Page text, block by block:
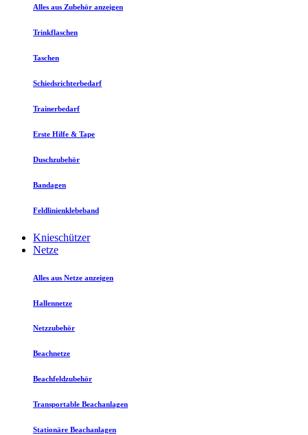
Alles aus Zubehör anzeigen
Trinkflaschen
Taschen
Schiedsrichterbedarf
Trainerbedarf
Erste Hilfe & Tape
Duschzubehör
Bandagen
Feldlinienklebeband
Knieschützer
Netze
Alles aus Netze anzeigen
Hallennetze
Netzzubehör
Beachnetze
Beachfeldzubehör
Transportable Beachanlagen
Stationäre Beachanlagen